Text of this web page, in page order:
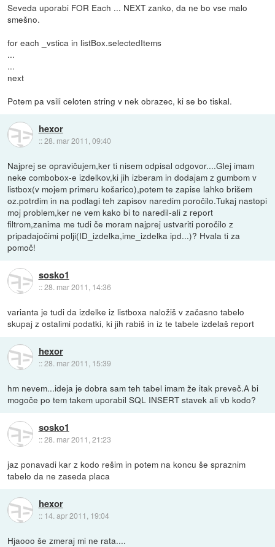
Seveda uporabi FOR Each ... NEXT zanko, da ne bo vse malo
smešno.
for each _vstica in listBox.selectedItems
...
...
next
Potem pa vsili celoten string v nek obrazec, ki se bo tiskal.
hexor
::28. mar 2011, 09:40
Najprej se opravičujem,ker ti nisem odpisal odgovor....Glej imam
neke combobox-e izdelkov,ki jih izberam in dodajam z gumbom v
listbox(v mojem primeru košarico),potem te zapise lahko brišem
oz.potrdim in na podlagi teh zapisov naredim poročilo.Tukaj nastopi
moj problem,ker ne vem kako bi to naredil-ali z report
filtrom,zanima me tudi če moram najprej ustvariti poročilo z
pripadajočimi polji(ID_izdelka,ime_izdelka ipd...)? Hvala ti za
pomoč!
sosko1
::28. mar 2011, 14:36
varianta je tudi da izdelke iz listboxa naložiš v začasno tabelo
skupaj z ostalimi podatki, ki jih rabiš in iz te tabele izdelaš report
hexor
::28. mar 2011, 15:39
hm nevem...ideja je dobra sam teh tabel imam že itak preveč.A bi
mogoče po tem takem uporabil SQL INSERT stavek ali vb kodo?
sosko1
::28. mar 2011, 21:23
jaz ponavadi kar z kodo rešim in potem na koncu še spraznim
tabelo da ne zaseda placa
hexor
:: 14. apr 2011, 19:04
Hjaooo še zmeraj mi ne rata....